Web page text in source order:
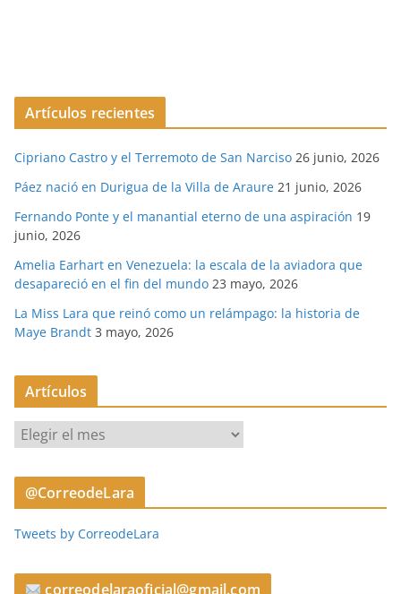
Artículos recientes
Cipriano Castro y el Terremoto de San Narciso 26 junio, 2026
Páez nació en Durigua de la Villa de Araure 21 junio, 2026
Fernando Ponte y el manantial eterno de una aspiración 19
junio, 2026
Amelia Earhart en Venezuela: la escala de la aviadora que
desapareció en el fin del mundo 23 mayo, 2026
La Miss Lara que reinó como un relámpago: la historia de
Maye Brandt 3 mayo, 2026
Artículos
r
t
u
@CorreodeLara
Tweets by CorreodeLara
correodelaraoficial@gmail.com